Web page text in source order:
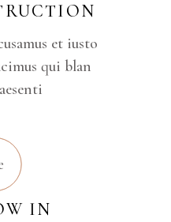
et iusto
qui blan
IN